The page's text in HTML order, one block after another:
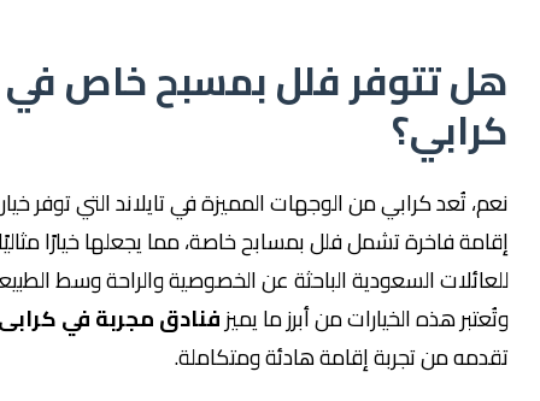
فلل بمسبح خاص في
كرابي من الوجهات المميزة في تايلاند التي توفر خيارات
تشمل فلل بمسابح خاصة، مما يجعلها خيارًا مثاليًا
السعودية الباحثة عن الخصوصية والراحة وسط الطبيعة.
هذه الخيارات من أبرز ما يميزفنادق مجربة في كرابىلما
من تجربة إقامة هادئة ومتكاملة.